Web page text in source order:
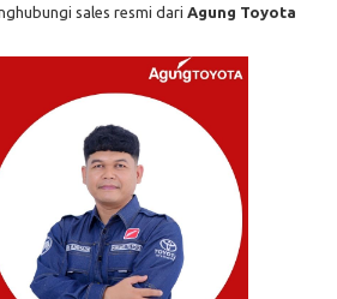
sales resmi dari Agung Toyota